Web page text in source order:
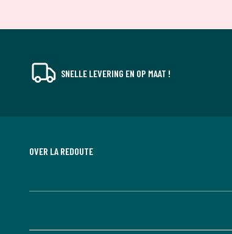
SNELLE LEVERING EN OP MAAT !
OVER LA REDOUTE